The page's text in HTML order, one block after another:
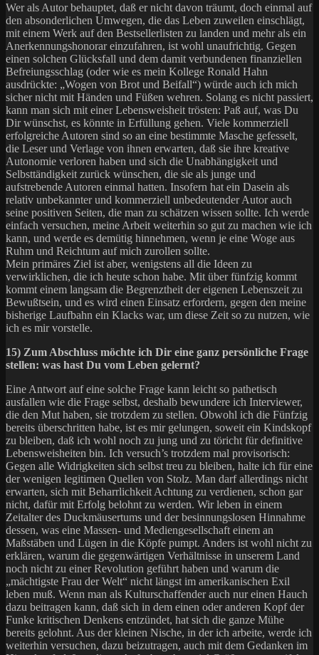
Wer als Autor behauptet, daß er nicht davon träumt, doch einmal auf
den absonderlichen Umwegen, die das Leben zuweilen einschlägt,
mit einem Werk auf den Bestsellerlisten zu landen und mehr als ein
Anerkennungshonorar einzufahren, ist wohl unaufrichtig. Gegen
einen solchen Glücksfall und dem damit verbundenen finanziellen
Befreiungsschlag (oder wie es mein Kollege Ronald Hahn
ausdrückte: „Wogen von Brot und Beifall“) würde auch ich mich
sicher nicht mit Händen und Füßen wehren. Solang es nicht passiert,
kann man sich mit einer Lebensweisheit trösten: Paß auf, was Du
Dir wünschst, es könnte in Erfüllung gehen. Viele kommerziell
erfolgreiche Autoren sind so an eine bestimmte Masche gefesselt,
die Leser und Verlage von ihnen erwarten, daß sie ihre kreative
Autonomie verloren haben und sich die Unabhängigkeit und
Selbsttändigkeit zurück wünschen, die sie als junge und
aufstrebende Autoren einmal hatten. Insofern hat ein Dasein als
relativ unbekannter und kommerziell unbedeutender Autor auch
seine positiven Seiten, die man zu schätzen wissen sollte. Ich werde
einfach versuchen, meine Arbeit weiterhin so gut zu machen wie ich
kann, und werde es demütig hinnehmen, wenn je eine Woge aus
Ruhm und Reichtum auf mich zurollen sollte.
Mein primäres Ziel ist aber, wenigstens all die Ideen zu
verwirklichen, die ich heute schon habe. Mit über fünfzig kommt
kommt einem langsam die Begrenztheit der eigenen Lebenszeit zu
Bewußtsein, und es wird einen Einsatz erfordern, gegen den meine
bisherige Laufbahn ein Klacks war, um diese Zeit so zu nutzen, wie
ich es mir vorstelle.
15) Zum Abschluss möchte ich Dir eine ganz persönliche Frage
stellen: was hast Du vom Leben gelernt?
Eine Antwort auf eine solche Frage kann leicht so pathetisch
ausfallen wie die Frage selbst, deshalb bewundere ich Interviewer,
die den Mut haben, sie trotzdem zu stellen. Obwohl ich die Fünfzig
bereits überschritten habe, ist es mir gelungen, soweit ein Kindskopf
zu bleiben, daß ich wohl noch zu jung und zu töricht für definitive
Lebensweisheiten bin. Ich versuch’s trotzdem mal provisorisch:
Gegen alle Widrigkeiten sich selbst treu zu bleiben, halte ich für eine
der wenigen legitimen Quellen von Stolz. Man darf allerdings nicht
erwarten, sich mit Beharrlichkeit Achtung zu verdienen, schon gar
nicht, dafür mit Erfolg belohnt zu werden. Wir leben in einem
Zeitalter des Duckmäusertums und der besinnungslosen Hinnahme
dessen, was eine Massen- und Mediengesellschaft einem an
Maßstäben und Lügen in die Köpfe pumpt. Anders ist wohl nicht zu
erklären, warum die gegenwärtigen Verhältnisse in unserem Land
noch nicht zu einer Revolution geführt haben und warum die
„mächtigste Frau der Welt“ nicht längst im amerikanischen Exil
leben muß. Wenn man als Kulturschaffender auch nur einen Hauch
dazu beitragen kann, daß sich in dem einen oder anderen Kopf der
Funke kritischen Denkens entzündet, hat sich die ganze Mühe
bereits gelohnt. Aus der kleinen Nische, in der ich arbeite, werde ich
weiterhin versuchen, dazu beizutragen, auch mit dem Gedanken im